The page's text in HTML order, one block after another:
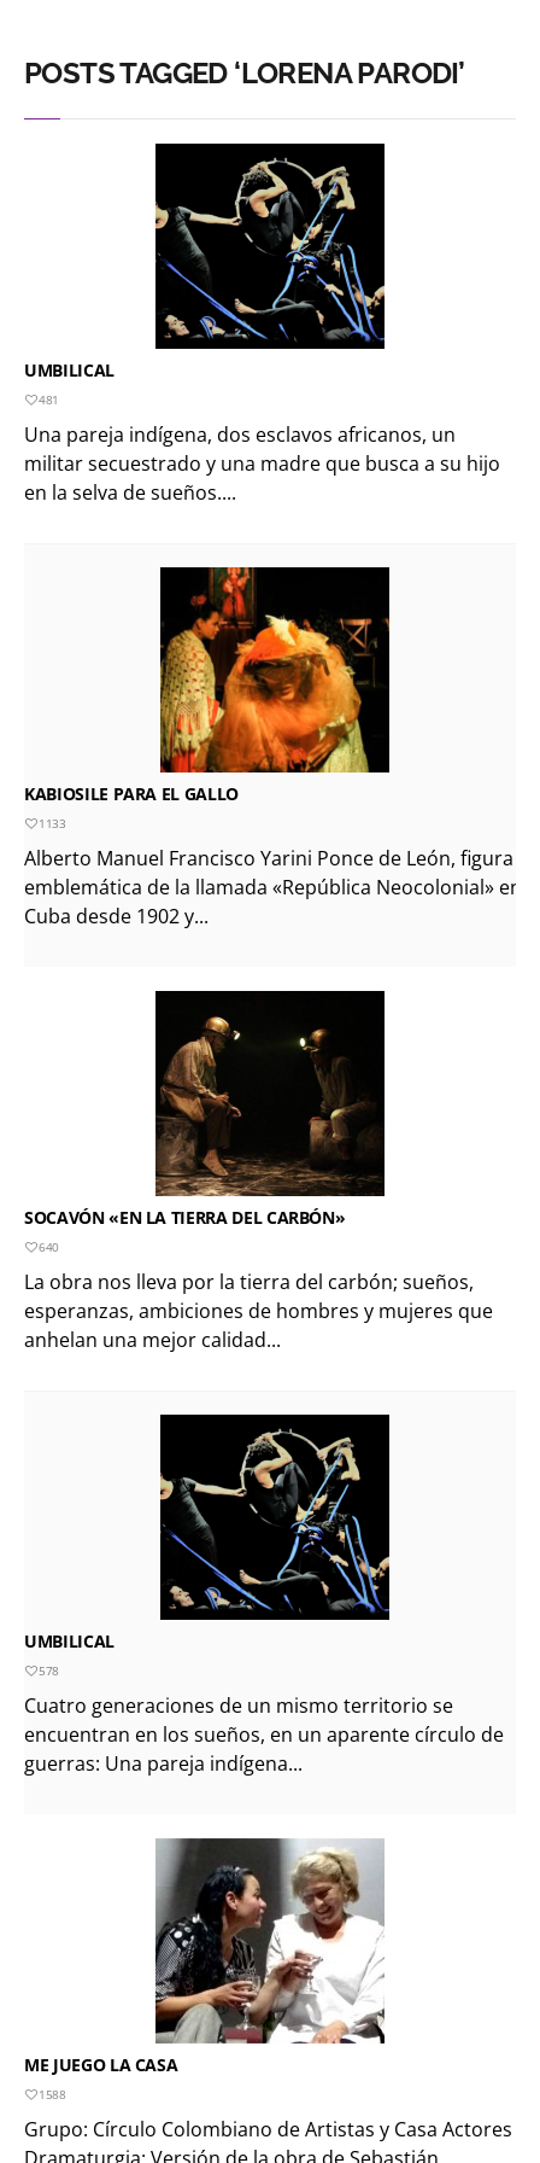
POSTS TAGGED ‘LORENA PARODI’
UMBILICAL
481
Una pareja indígena, dos esclavos africanos, un
militar secuestrado y una madre que busca a su hijo
en la selva de sueños....
KABIOSILE PARA EL GALLO
1133
Alberto Manuel Francisco Yarini Ponce de León, figura
emblemática de la llamada «República Neocolonial» en
Cuba desde 1902 y...
SOCAVÓN «EN LA TIERRA DEL CARBÓN»
640
La obra nos lleva por la tierra del carbón; sueños,
esperanzas, ambiciones de hombres y mujeres que
anhelan una mejor calidad...
UMBILICAL
578
Cuatro generaciones de un mismo territorio se
encuentran en los sueños, en un aparente círculo de
guerras: Una pareja indígena...
ME JUEGO LA CASA
1588
Grupo: Círculo Colombiano de Artistas y Casa Actores